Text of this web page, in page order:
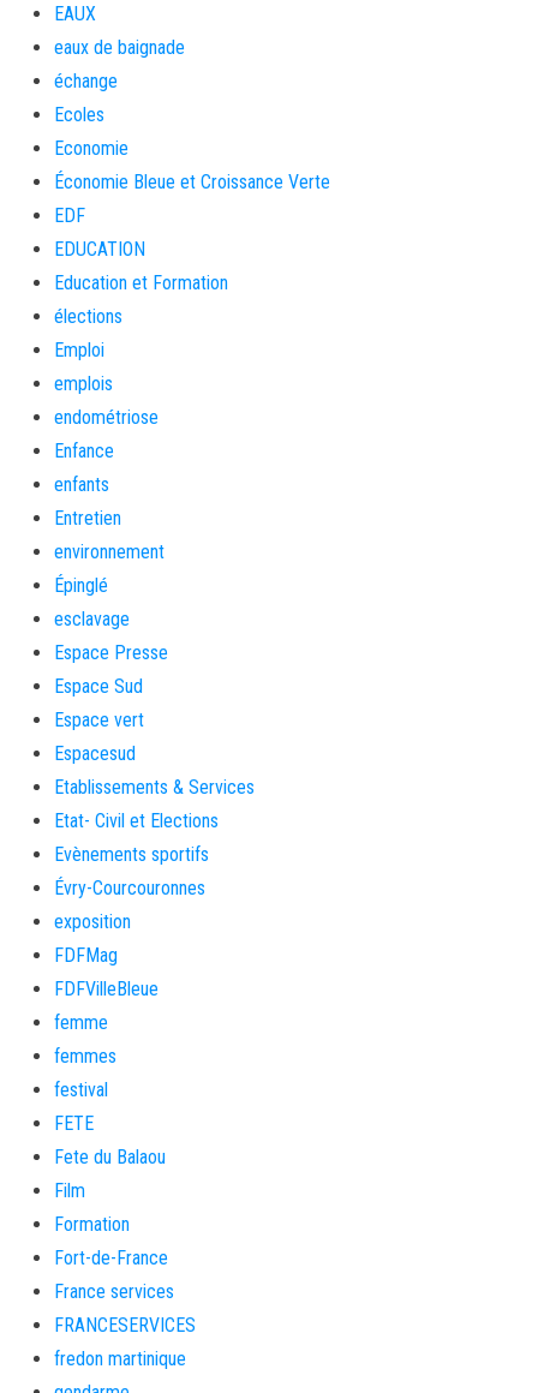
EAUX
eaux de baignade
échange
Ecoles
Economie
Économie Bleue et Croissance Verte
EDF
EDUCATION
Education et Formation
élections
Emploi
emplois
endométriose
Enfance
enfants
Entretien
environnement
Épinglé
esclavage
Espace Presse
Espace Sud
Espace vert
Espacesud
Etablissements & Services
Etat- Civil et Elections
Evènements sportifs
Évry-Courcouronnes
exposition
FDFMag
FDFVilleBleue
femme
femmes
festival
FETE
Fete du Balaou
Film
Formation
Fort-de-France
France services
FRANCESERVICES
fredon martinique